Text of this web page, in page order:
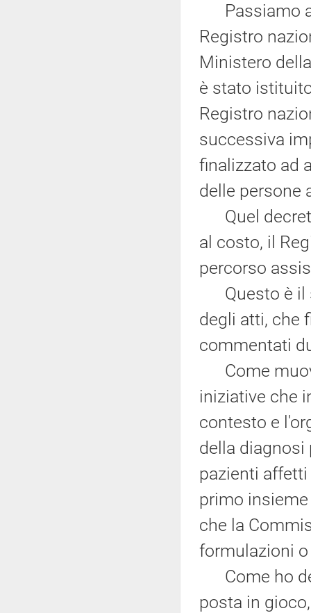
Passiamo
Registro
Ministero
è stato
Registro
successiva
finalizzato ad
delle persone
Quel
al costo, il
percorso
Questo è il
degli atti, che
commentati
Come
iniziative che
contesto e
della diagnosi
pazienti
primo
che la
formulazioni
Come ho
posta in